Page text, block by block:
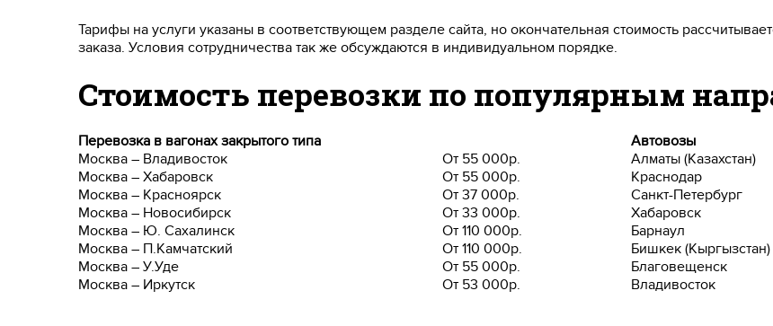
Тарифы на услуги указаны в соответствующем разделе сайта, но окончательная стоимость
заказа. Условия сотрудничества так же обсуждаются в индивидуальном порядке.
Стоимость перевозки по популярным
Перевозка в вагонах закрытого типа
Автовозы
Москва – Владивосток
От 55 000р. Алматы (Казахстан)
Москва – Хабаровск
От 55 000р. Краснодар
Москва – Красноярск
От 37 000р. Санкт-Петербург
Москва – Новосибирск
От 33 000р. Хабаровск
Москва – Ю. Сахалинск
От 110 000р. Барнаул
Москва – П.Камчатский
От 110 000р. Бишкек (Кыргызстан)
Москва – У.Уде
От 55 000р. Благовещенск
Москва – Иркутск
От 53 000р. Владивосток